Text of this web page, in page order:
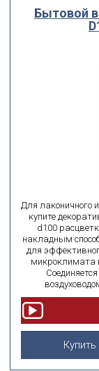
Бытовой
Для лаконичного
купите
d100
накладным
для
микроклимата
Купить